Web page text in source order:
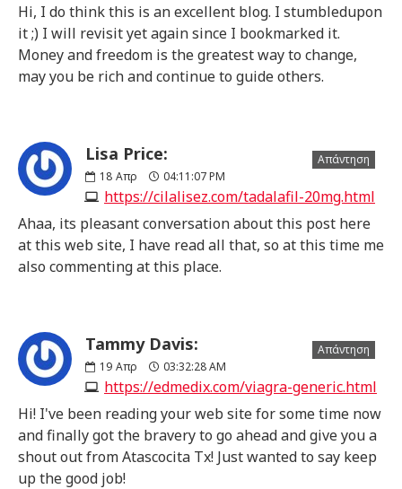
Hi, I do think this is an excellent blog. I stumbledupon
it ;) I will revisit yet again since I bookmarked it.
Money and freedom is the greatest way to change,
may you be rich and continue to guide others.
Lisa Price:
18 Απρ 04:11:07 PM
https://cilalisez.com/tadalafil-20mg.html
Απάντηση
Ahaa, its pleasant conversation about this post here
at this web site, I have read all that, so at this time me
also commenting at this place.
Tammy Davis:
19 Απρ 03:32:28 AM
https://edmedix.com/viagra-generic.html
Απάντηση
Hi! I've been reading your web site for some time now
and finally got the bravery to go ahead and give you a
shout out from Atascocita Tx! Just wanted to say keep
up the good job!